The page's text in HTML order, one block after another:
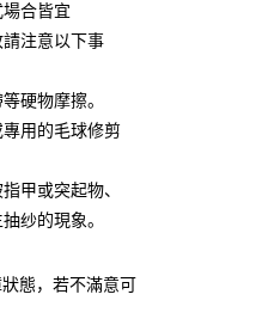
行
业银行
合皆宜
注意以下事
硬物摩擦。
用的毛球修剪
甲或突起物、
纱的現象。
態，若不滿意可